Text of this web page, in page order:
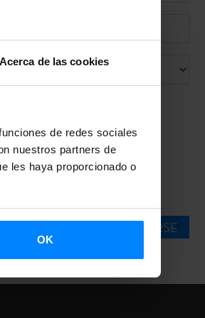
Acerca de las cookies
de redes sociales
nuestros partners de
les haya proporcionado o
OK
Google.
SUSCRIBIRSE